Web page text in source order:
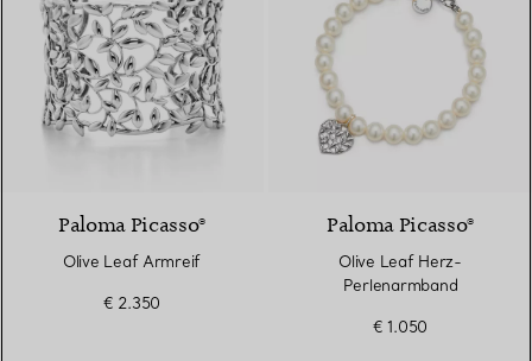
Paloma Picasso®
Olive Leaf Armreif
€ 2.350
Paloma Picasso®
Olive Leaf Herz-
Perlenarmband
€ 1.050